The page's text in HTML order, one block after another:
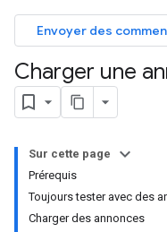
Envoyer des
Charger une
Sur cette page
Prérequis
Toujours tester avec des
Charger des annonces